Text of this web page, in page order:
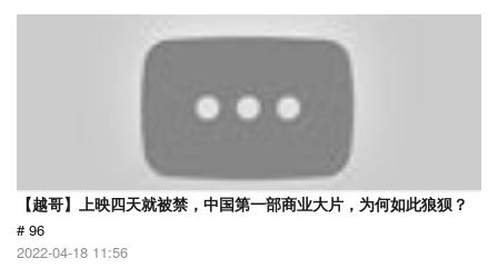
【越哥】上映四天就被禁，中国第一部商业大片，为何如此狼狈？
# 96
2022-04-18 11:56